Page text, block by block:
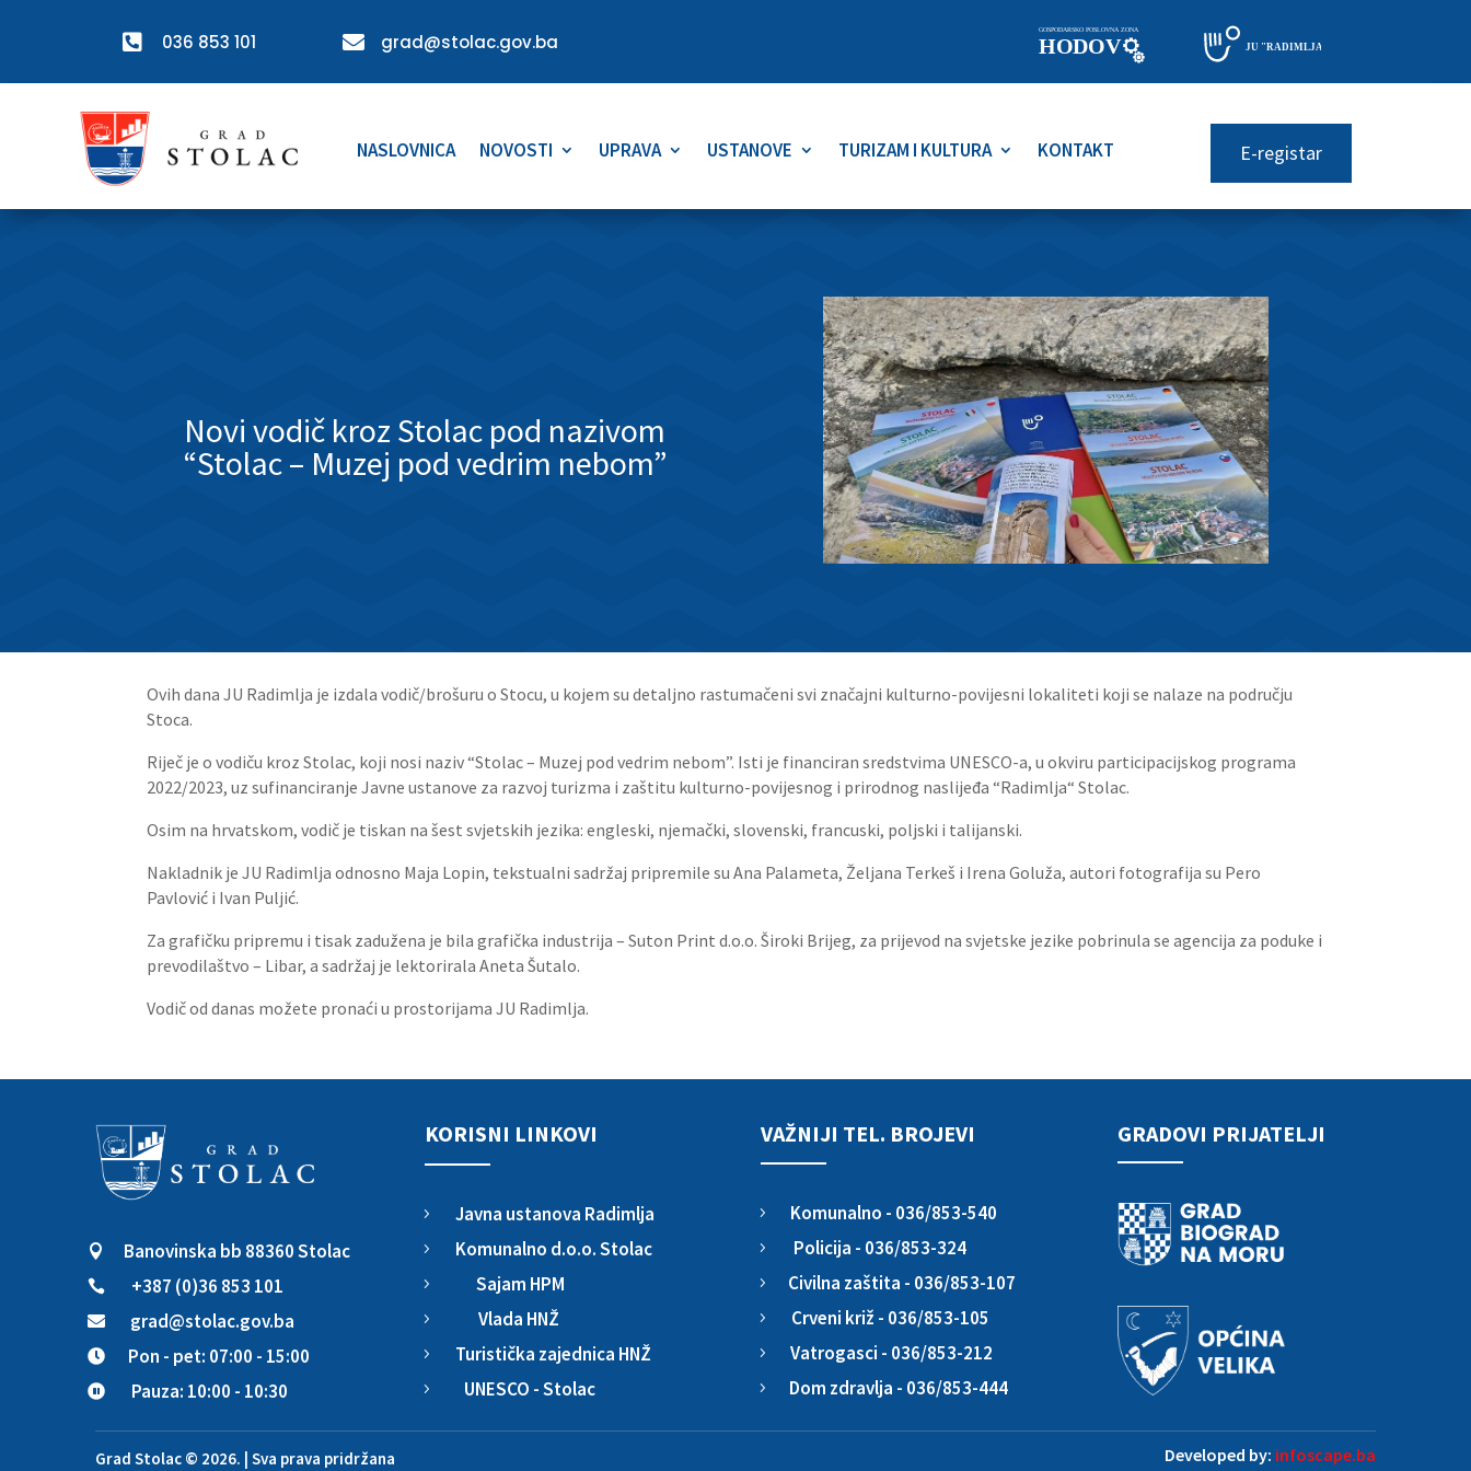
 036 853 101  grad@stolac.gov.ba
NASLOVNICA NOVOSTI UPRAVA USTANOVE TURIZAM I KULTURA KONTAKT E-registar
Novi vodič kroz Stolac pod nazivom
“Stolac – Muzej pod vedrim nebom”
Ovih dana JU Radimlja je izdala vodič/brošuru o Stocu, u kojem su detaljno rastumačeni svi značajni kulturno-povijesni lokaliteti koji se nalaze na području
Stoca.
Riječ je o vodiču kroz Stolac, koji nosi naziv “Stolac – Muzej pod vedrim nebom”. Isti je financiran sredstvima UNESCO-a, u okviru participacijskog programa
2022/2023, uz sufinanciranje Javne ustanove za razvoj turizma i zaštitu kulturno-povijesnog i prirodnog naslijeđa “Radimlja“ Stolac.
Osim na hrvatskom, vodič je tiskan na šest svjetskih jezika: engleski, njemački, slovenski, francuski, poljski i talijanski.
Nakladnik je JU Radimlja odnosno Maja Lopin, tekstualni sadržaj pripremile su Ana Palameta, Željana Terkeš i Irena Goluža, autori fotografija su Pero
Pavlović i Ivan Puljić.
Za grafičku pripremu i tisak zadužena je bila grafička industrija – Suton Print d.o.o. Široki Brijeg, za prijevod na svjetske jezike pobrinula se agencija za poduke i
prevodilaštvo – Libar, a sadržaj je lektorirala Aneta Šutalo.
Vodič od danas možete pronaći u prostorijama JU Radimlja.
 Banovinska bb 88360 Stolac
 +387 (0)36 853 101
 grad@stolac.gov.ba
 Pon - pet: 07:00 - 15:00
 Pauza: 10:00 - 10:30
KORISNI LINKOVI
5 Javna ustanova Radimlja
5 Komunalno d.o.o. Stolac
5 Sajam HPM
5 Vlada HNŽ
5 Turistička zajednica HNŽ
5 UNESCO - Stolac
VAŽNIJI TEL. BROJEVI
5 Komunalno - 036/853-540
5 Policija - 036/853-324
5 Civilna zaštita - 036/853-107
5 Crveni križ - 036/853-105
5 Vatrogasci - 036/853-212
5 Dom zdravlja - 036/853-444
GRADOVI PRIJATELJI
Grad Stolac © 2026. | Sva prava pridržana Developed by: infoscape.ba